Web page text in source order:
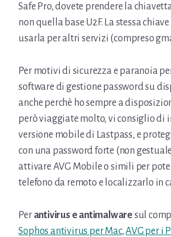
Safe Pro, dovete prendere la
non quella base U2F. La stessa
usarla per altri servizi (compreso
Per motivi di sicurezza e paranoia
software di gestione password su
anche perchè ho sempre a
però viaggiate molto, vi consiglio di
versione mobile di Lastpass, e
con una password forte (non
attivare AVG Mobile o simili per
telefono da remoto e localizzarlo in
Per antivirus e antimalwaresul
Sophos antivirus per Mac,AVG per i